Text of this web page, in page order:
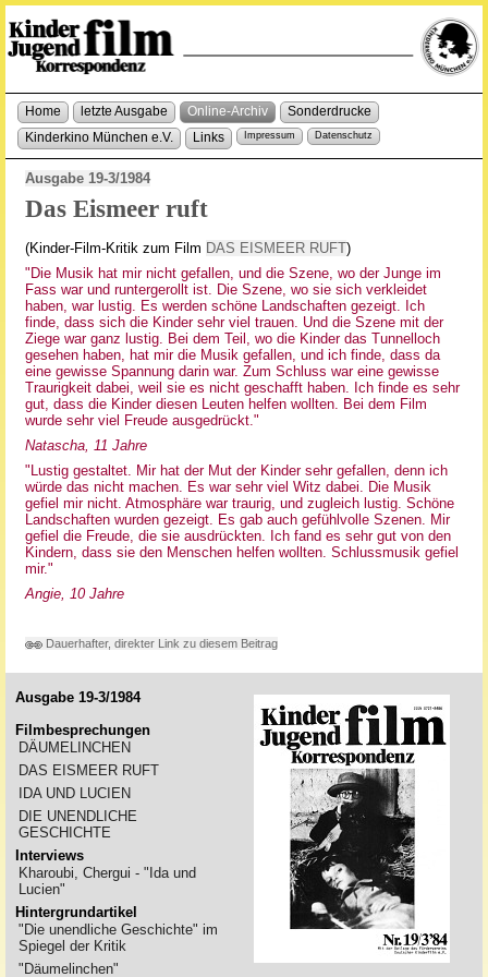
Home letzte Ausgabe Online-Archiv
Sonderdrucke
Kinderkino München e.V.
Links Impressum Datenschutz
Ausgabe 19-3/1984
Das Eismeer ruft
(Kinder-Film-Kritik zum Film DAS EISMEER RUFT)
"Die Musik hat mir nicht gefallen, und die Szene, wo der Junge im
Fass war und runtergerollt ist. Die Szene, wo sie sich verkleidet
haben, war lustig. Es werden schöne Landschaften gezeigt. Ich
finde, dass sich die Kinder sehr viel trauen. Und die Szene mit der
Ziege war ganz lustig. Bei dem Teil, wo die Kinder das Tunnelloch
gesehen haben, hat mir die Musik gefallen, und ich finde, dass da
eine gewisse Spannung darin war. Zum Schluss war eine gewisse
Traurigkeit dabei, weil sie es nicht geschafft haben. Ich finde es sehr
gut, dass die Kinder diesen Leuten helfen wollten. Bei dem Film
wurde sehr viel Freude ausgedrückt."
Natascha, 11 Jahre
"Lustig gestaltet. Mir hat der Mut der Kinder sehr gefallen, denn ich
würde das nicht machen. Es war sehr viel Witz dabei. Die Musik
gefiel mir nicht. Atmosphäre war traurig, und zugleich lustig. Schöne
Landschaften wurden gezeigt. Es gab auch gefühlvolle Szenen. Mir
gefiel die Freude, die sie ausdrückten. Ich fand es sehr gut von den
Kindern, dass sie den Menschen helfen wollten. Schlussmusik gefiel
mir."
Angie, 10 Jahre
Dauerhafter, direkter Link zu diesem Beitrag
Ausgabe 19-3/1984
Filmbesprechungen
DÄUMELINCHEN
DAS EISMEER RUFT
IDA UND LUCIEN
DIE UNENDLICHE
GESCHICHTE
Interviews
Kharoubi, Chergui - "Ida und
Lucien"
Hintergrundartikel
"Die unendliche Geschichte" im
Spiegel der Kritik
"Däumelinchen"